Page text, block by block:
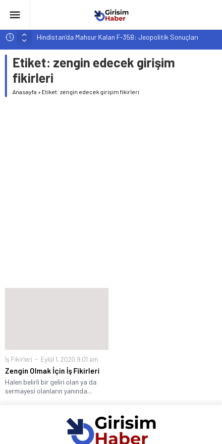
Hindistan’da Mahsur Kalan F-35B: Jeopolitik Sonuçları
Yapay Zeka Destekli Asistanlar: Elon Musk’tan Romantik Bir
Hamle mi?
Girişimcilik ve Yaşam Tarzı: Şehir Değişiminin Nedenleri ve
Etiket: zengin edecek girişim
fikirleri
Anasayfa » Etiket: zengin edecek girişim fikirleri
İş Fikirleri Eylül 1, 2020 9:01 am
Zengin Olmak İçin İş Fikirleri
Halen belirli bir geliri olan ya da
sermayesi olanların yanında...